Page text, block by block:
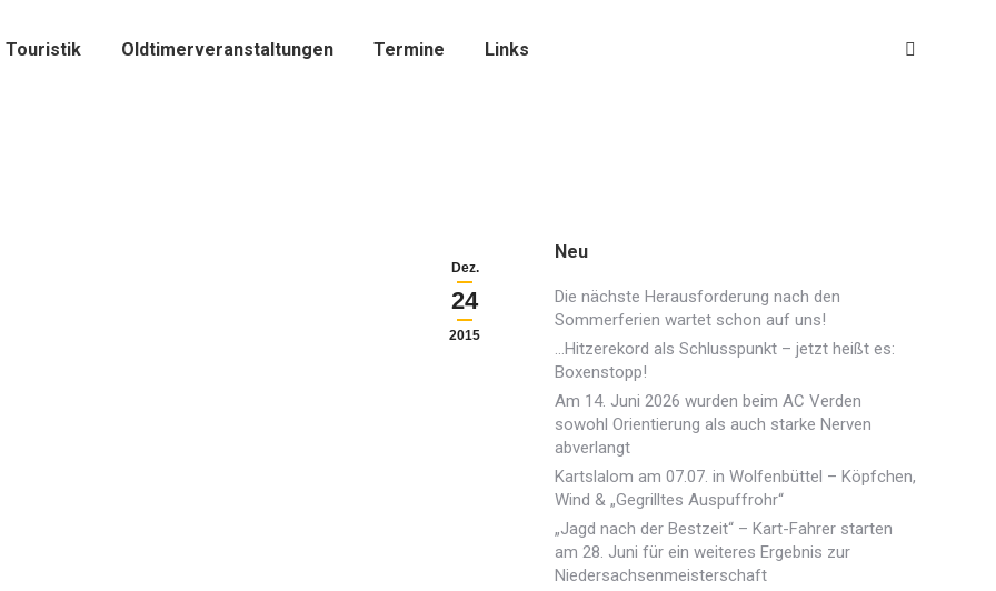
Touristik Oldtimerveranstaltungen Termine Links Search:
Dez.
24
2015
Neu
Die nächste Herausforderung nach den
Sommerferien wartet schon auf uns!
…Hitzerekord als Schlusspunkt – jetzt heißt es:
Boxenstopp!
Am 14. Juni 2026 wurden beim AC Verden
sowohl Orientierung als auch starke Nerven
abverlangt
Kartslalom am 07.07. in Wolfenbüttel – Köpfchen,
Wind & „Gegrilltes Auspuffrohr“
„Jagd nach der Bestzeit“ – Kart-Fahrer starten
am 28. Juni für ein weiteres Ergebnis zur
Niedersachsenmeisterschaft